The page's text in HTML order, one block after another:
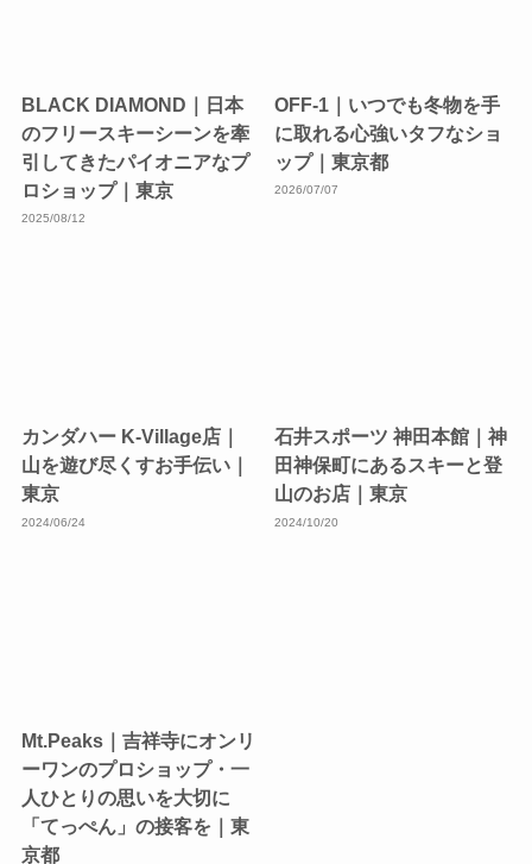
BLACK DIAMOND｜日本
のフリースキーシーンを牽
引してきたパイオニアなプ
ロショップ｜東京
2025/08/12
OFF-1｜いつでも冬物を手
に取れる心強いタフなショ
ップ｜東京都
2026/07/07
カンダハー K-Village店｜
山を遊び尽くすお手伝い｜
東京
2024/06/24
石井スポーツ 神田本館｜神
田神保町にあるスキーと登
山のお店｜東京
2024/10/20
Mt.Peaks｜吉祥寺にオンリ
ーワンのプロショップ・一
人ひとりの思いを大切に
「てっぺん」の接客を｜東
京都